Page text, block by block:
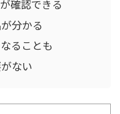
確認できる
分かる
ることも
ない